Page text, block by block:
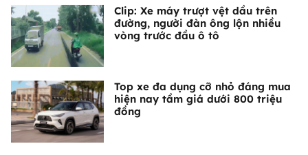
Clip: Xe máy trượt vệt dầu trên
đường, người đàn ông lộn nhiều
vòng trước đầu ô tô
Top xe đa dụng cỡ nhỏ đáng mua
hiện nay tầm giá dưới 800 triệu
đồng